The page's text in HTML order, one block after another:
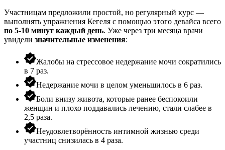
Участницам предложили простой, но регулярный курс —
выполнять упражнения Кегеля с помощью этого девайса всего
по 5-10 минут каждый день. Уже через три месяца врачи
увидели значительные изменения:
Жалобы на стрессовое недержание мочи сократились
в 7 раз.
Недержание мочи в целом уменьшилось в 6 раз.
Боли внизу живота, которые ранее беспокоили
женщин и плохо поддавались лечению, стали слабее в
2,5 раза.
Неудовлетворённость интимной жизнью среди
участниц снизилась в 4 раза.